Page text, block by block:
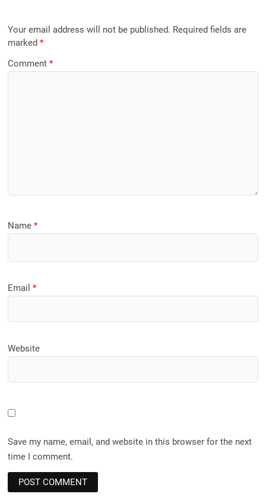
Your email address will not be published. Required fields are
marked*
Comment*
Name*
Email*
Website
Save my name, email, and website in this browser for the next
time I comment.